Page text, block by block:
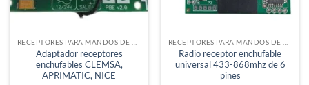
Adaptador receptores
enchufables CLEMSA,
APRIMATIC, NICE
Radio receptor enchufable
universal 433-868mhz de 6
pines